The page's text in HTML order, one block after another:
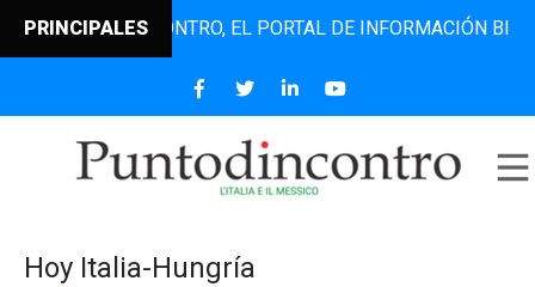
PRINCIPALES
PUNTODINCONTRO, EL PORTAL DE INFORMACIÓN
Hoy Italia-Hungría